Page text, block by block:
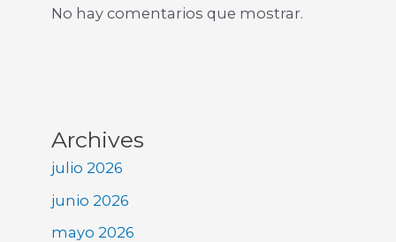
No hay comentarios que mostrar.
Archives
julio 2026
junio 2026
mayo 2026